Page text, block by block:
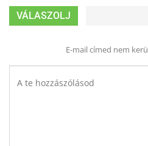
VÁLASZOLJ
E-mail címed nem